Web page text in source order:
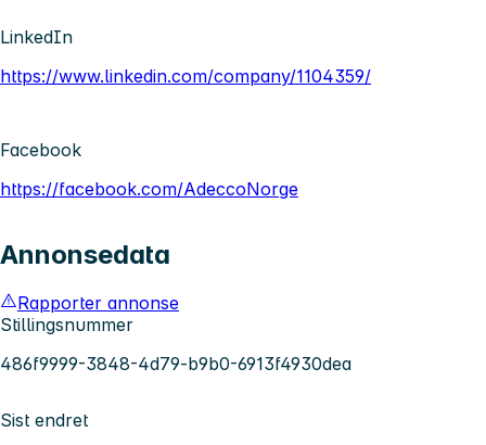
LinkedIn
https://www.linkedin.com/company/1104359/
Facebook
https://facebook.com/AdeccoNorge
Annonsedata
Rapporter annonse
Stillingsnummer
486f9999-3848-4d79-b9b0-6913f4930dea
Sist endret